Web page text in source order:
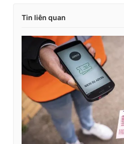
Tin liên quan